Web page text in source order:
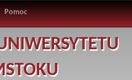
Pomoc